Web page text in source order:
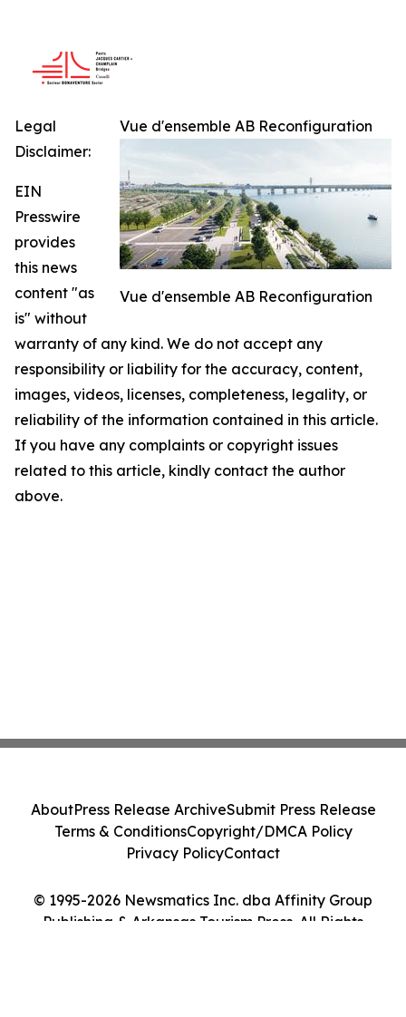
Vue d'ensemble AB Reconfiguration
Vue d'ensemble AB Reconfiguration
Legal
Disclaimer:
EIN
Presswire
provides
this news
content "as
is" without
warranty of any kind. We do not accept any
responsibility or liability for the accuracy, content,
images, videos, licenses, completeness, legality, or
reliability of the information contained in this article.
If you have any complaints or copyright issues
related to this article, kindly contact the author
above.
© 1995-2026 Newsmatics Inc. dba Affinity Group
Publishing & Arkansas Tourism Press. All Rights
AboutPress Release ArchiveSubmit Press Release
Terms & ConditionsCopyright/DMCA Policy
Privacy PolicyContact